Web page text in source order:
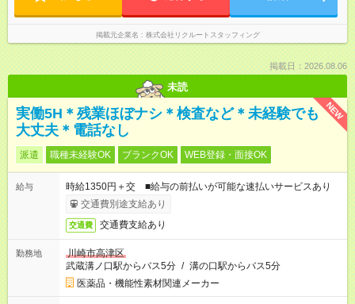
掲載元企業名 株式会社リクルートスタッフィング
掲載日：2026.08.06
未読
NEW
実働5H＊残業ほぼナシ＊検査など＊未経験でも
大丈夫＊電話なし
派遣 職種未経験OK ブランクOK WEB登録・面接OK
給与
時給1350円＋交 ■給与の前払いが可能な速払いサービスあり
交通費別途支給あり
交通費 交通費支給あり
勤務地
川崎市高津区
武蔵溝ノ口駅からバス5分 / 溝の口駅からバス5分
医薬品・機能性素材関連メーカー